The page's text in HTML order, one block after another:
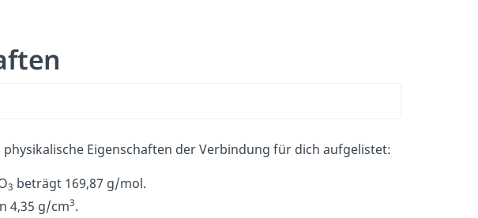
Eigenschaften der Verbindung für dich aufgelistet:
3 beträgt 169,87 g/mol.
4,35 g/cm3.